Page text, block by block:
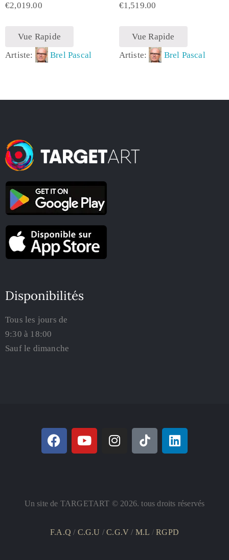
€2,019.00
Vue Rapide
Artiste:
Brel Pascal
€1,519.00
Vue Rapide
Artiste:
Brel Pascal
Disponibilités
Tous les jours de
9:30 à 18:00
Sauf le dimanche
Un site de TARGETART © 2026. tous droits réservés
F.A.Q / C.G.U /C.G.V/ M.L /RGPD